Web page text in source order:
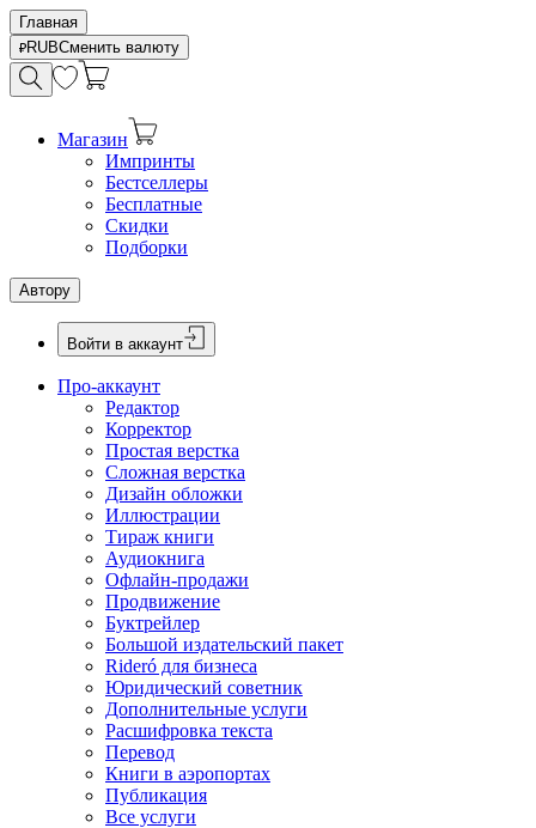
Главная
RUBСменить валюту
Магазин
Импринты
Бестселлеры
Бесплатные
Скидки
Подборки
Автору
Войти в аккаунт
Про-аккаунт
Редактор
Корректор
Простая верстка
Сложная верстка
Дизайн обложки
Иллюстрации
Тираж книги
Аудиокнига
Офлайн-продажи
Продвижение
Буктрейлер
Большой издательский пакет
Rideró для бизнеса
Юридический советник
Дополнительные услуги
Расшифровка текста
Перевод
Книги в аэропортах
Публикация
Все услуги